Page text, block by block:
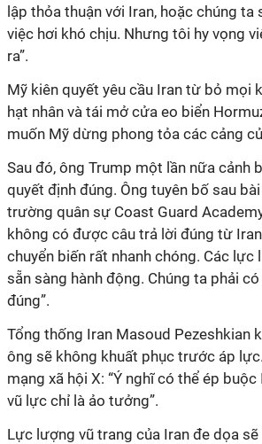
lập thỏa thuận với Iran, hoặc chúng
việc hơi khó chịu. Nhưng tôi hy vọng
ra”.
Mỹ kiên quyết yêu cầu Iran từ bỏ mọi
hạt nhân và tái mở cửa eo biển
muốn Mỹ dừng phong tỏa các cảng
Sau đó, ông Trump một lần nữa cảnh
quyết định đúng. Ông tuyên bố sau
trường quân sự Coast Guard
không có được câu trả lời đúng từ
chuyển biến rất nhanh chóng. Các lực
sẵn sàng hành động. Chúng ta phải
đúng”.
Tổng thống Iran Masoud Pezeshkian
ông sẽ không khuất phục trước áp
mạng xã hội X: “Ý nghĩ có thể ép buộc
vũ lực chỉ là ảo tưởng”.
Lực lượng vũ trang của Iran đe dọa